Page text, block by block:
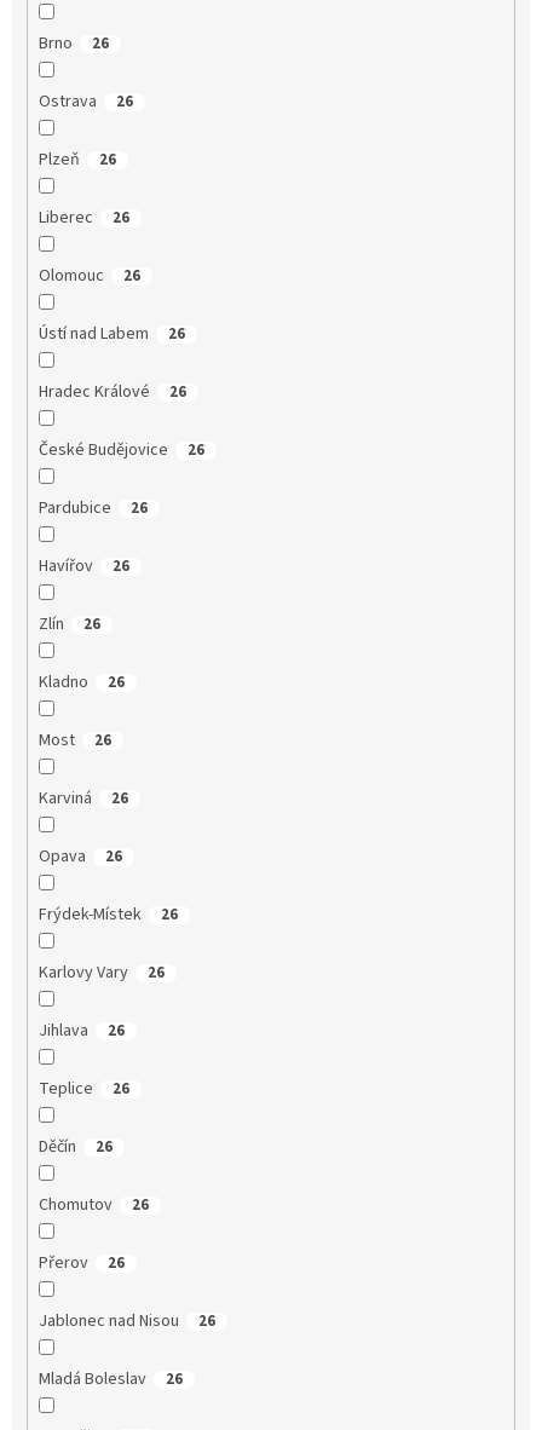
Brno 26
Ostrava 26
Plzeň 26
Liberec 26
Olomouc 26
Ústí nad Labem 26
Hradec Králové 26
České Budějovice 26
Pardubice 26
Havířov 26
Zlín 26
Kladno 26
Most 26
Karviná 26
Opava 26
Frýdek-Místek 26
Karlovy Vary 26
Jihlava 26
Teplice 26
Děčín 26
Chomutov 26
Přerov 26
Jablonec nad Nisou 26
Mladá Boleslav 26